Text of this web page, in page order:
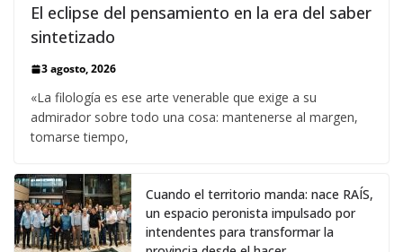
El eclipse del pensamiento en la era del saber
sintetizado
3 agosto, 2026
«La filología es ese arte venerable que exige a su
admirador sobre todo una cosa: mantenerse al margen,
tomarse tiempo,
Cuando el territorio manda: nace RAÍS,
un espacio peronista impulsado por
intendentes para transformar la